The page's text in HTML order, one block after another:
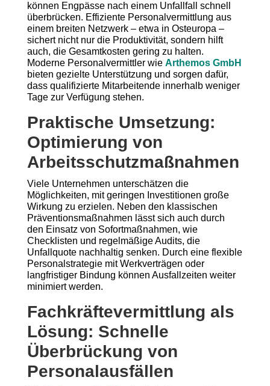
können Engpässe nach einem Unfallfall schnell
überbrücken. Effiziente Personalvermittlung aus
einem breiten Netzwerk – etwa in Osteuropa –
sichert nicht nur die Produktivität, sondern hilft
auch, die Gesamtkosten gering zu halten.
Moderne Personalvermittler wie Arthemos GmbH
bieten gezielte Unterstützung und sorgen dafür,
dass qualifizierte Mitarbeitende innerhalb weniger
Tage zur Verfügung stehen.
Praktische Umsetzung:
Optimierung von
Arbeitsschutzmaßnahmen
Viele Unternehmen unterschätzen die
Möglichkeiten, mit geringen Investitionen große
Wirkung zu erzielen. Neben den klassischen
Präventionsmaßnahmen lässt sich auch durch
den Einsatz von Sofortmaßnahmen, wie
Checklisten und regelmäßige Audits, die
Unfallquote nachhaltig senken. Durch eine flexible
Personalstrategie mit Werkverträgen oder
langfristiger Bindung können Ausfallzeiten weiter
minimiert werden.
Fachkräftevermittlung als
Lösung: Schnelle
Überbrückung von
Personalausfällen